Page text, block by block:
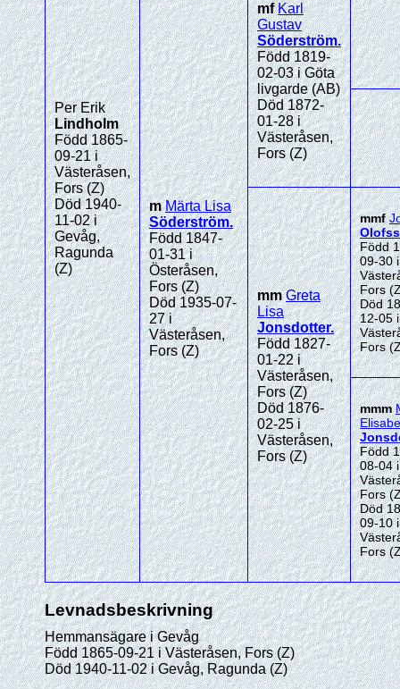
Per Erik
Lindholm
Född 1865-
09-21 i
Västeråsen,
Fors (Z)
Död 1940-
11-02 i
Gevåg,
Ragunda
(Z)
mMärta Lisa
Söderström.
Född 1847-
01-31 i
Österåsen,
Fors (Z)
Död 1935-07-
27 i
Västeråsen,
Fors (Z)
mfKarl
Gustav
Söderström.
Född 1819-
02-03 i Göta
livgarde (AB)
Död 1872-
01-28 i
Västeråsen,
Fors (Z)
mmGreta
Lisa
Jonsdotter.
Född 1827-
01-22 i
Västeråsen,
Fors (Z)
Död 1876-
02-25 i
Västeråsen,
Fors (Z)
mmf
Född
09-30 i
Fors
Död
12-05 i
Fors
mmm
Född
08-04 i
Fors
Död
09-10 i
Fors
Levnadsbeskrivning
Hemmansägare i Gevåg
Född 1865-09-21 i Västeråsen, Fors (Z)
Död 1940-11-02 i Gevåg, Ragunda (Z)